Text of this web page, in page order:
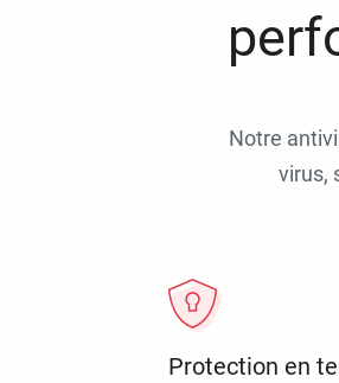
Notre
virus,
Protection en